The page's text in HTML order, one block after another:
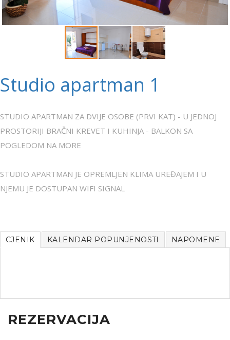
Studio apartman 1
STUDIO APARTMAN ZA DVIJE OSOBE (PRVI KAT) - U JEDNOJ
PROSTORIJI BRAČNI KREVET I KUHINJA - BALKON SA
POGLEDOM NA MORE
STUDIO APARTMAN JE OPREMLJEN KLIMA UREĐAJEM I U
NJEMU JE DOSTUPAN WIFI SIGNAL
CJENIK KALENDAR POPUNJENOSTI NAPOMENE
REZERVACIJA